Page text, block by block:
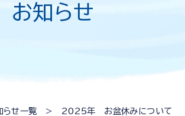
お知らせ
らせ一覧 > 2025年 お盆休みについて